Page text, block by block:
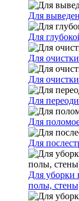
Для
Для
Для
Для
Для
Для
Для
Для уборки
полы,